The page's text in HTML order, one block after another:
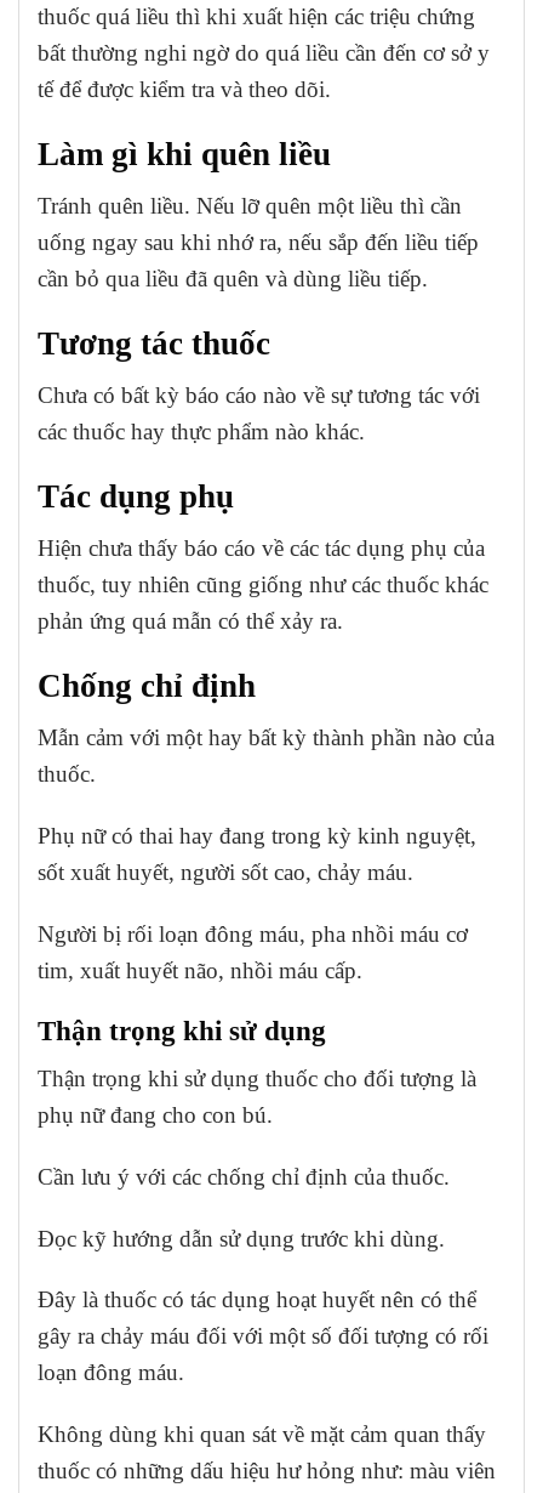
thuốc quá liều thì khi xuất hiện các triệu chứng
bất thường nghi ngờ do quá liều cần đến cơ sở y
tế để được kiểm tra và theo dõi.
Làm gì khi quên liều
Tránh quên liều. Nếu lỡ quên một liều thì cần
uống ngay sau khi nhớ ra, nếu sắp đến liều tiếp
cần bỏ qua liều đã quên và dùng liều tiếp.
Tương tác thuốc
Chưa có bất kỳ báo cáo nào về sự tương tác với
các thuốc hay thực phẩm nào khác.
Tác dụng phụ
Hiện chưa thấy báo cáo về các tác dụng phụ của
thuốc, tuy nhiên cũng giống như các thuốc khác
phản ứng quá mẫn có thể xảy ra.
Chống chỉ định
Mẫn cảm với một hay bất kỳ thành phần nào của
thuốc.
Phụ nữ có thai hay đang trong kỳ kinh nguyệt,
sốt xuất huyết, người sốt cao, chảy máu.
Người bị rối loạn đông máu, pha nhồi máu cơ
tim, xuất huyết não, nhồi máu cấp.
Thận trọng khi sử dụng
Thận trọng khi sử dụng thuốc cho đối tượng là
phụ nữ đang cho con bú.
Cần lưu ý với các chống chỉ định của thuốc.
Đọc kỹ hướng dẫn sử dụng trước khi dùng.
Đây là thuốc có tác dụng hoạt huyết nên có thể
gây ra chảy máu đối với một số đối tượng có rối
loạn đông máu.
Không dùng khi quan sát về mặt cảm quan thấy
thuốc có những dấu hiệu hư hỏng như: màu viên